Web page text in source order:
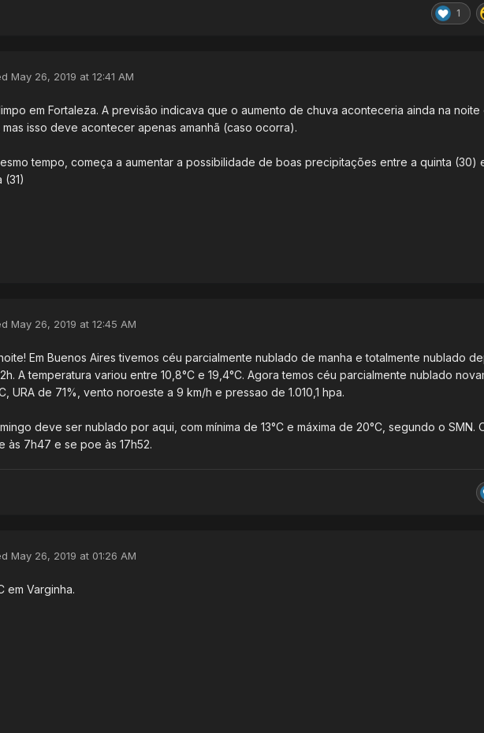
1
May 26, 2019 at 12:41 AM
em Fortaleza. A previsão indicava que o aumento de chuva aconteceria ainda na noite
mas isso deve acontecer apenas amanhã (caso ocorra).
tempo, começa a aumentar a possibilidade de boas precipitações entre a quinta (30)
(31)
May 26, 2019 at 12:45 AM
Em Buenos Aires tivemos céu parcialmente nublado de manha e totalmente nublado
A temperatura variou entre 10,8°C e 19,4°C. Agora temos céu parcialmente nublado
URA de 71%, vento noroeste a 9 km/h e pressao de 1.010,1 hpa.
deve ser nublado por aqui, com mínima de 13°C e máxima de 20°C, segundo o SMN.
às 7h47 e se poe às 17h52.
May 26, 2019 at 01:26 AM
em Varginha.